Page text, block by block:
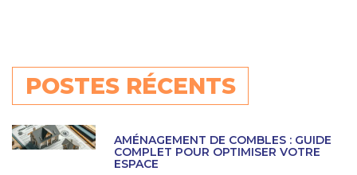
POSTES RÉCENTS
AMÉNAGEMENT DE COMBLES : GUIDE
COMPLET POUR OPTIMISER VOTRE
ESPACE